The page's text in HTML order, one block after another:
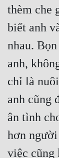
Ngự Thú
Truyện Nam
Truyện Nữ
Vô Địch Lưu
Xây Dựng Thế
thèm che
biết anh
nhau.
anh,
chỉ là
anh cũng
ân tình
hơn
việc cũng